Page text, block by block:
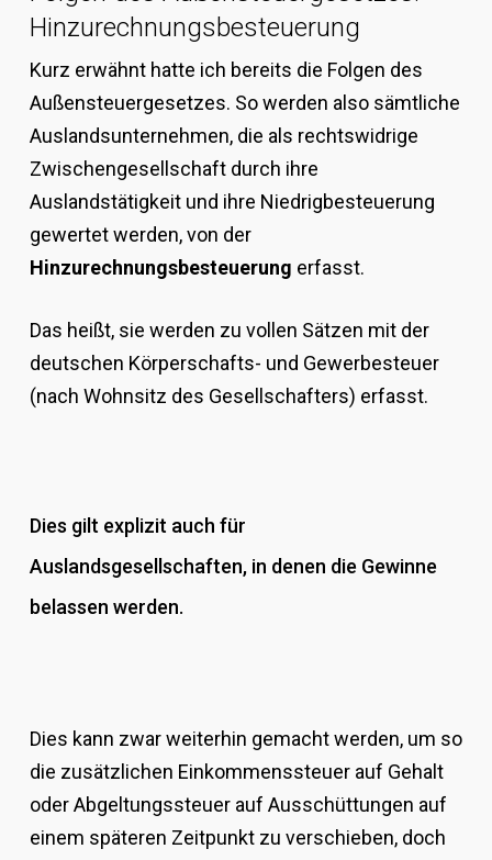
Hinzurechnungsbesteuerung
Kurz erwähnt hatte ich bereits die Folgen des
Außensteuergesetzes. So werden also sämtliche
Auslandsunternehmen, die als rechtswidrige
Zwischengesellschaft durch ihre
Auslandstätigkeit und ihre Niedrigbesteuerung
gewertet werden, von der
Hinzurechnungsbesteuerung erfasst.
Das heißt, sie werden zu vollen Sätzen mit der
deutschen Körperschafts- und Gewerbesteuer
(nach Wohnsitz des Gesellschafters) erfasst.
Dies gilt explizit auch für
Auslandsgesellschaften, in denen die Gewinne
belassen werden.
Dies kann zwar weiterhin gemacht werden, um so
die zusätzlichen Einkommenssteuer auf Gehalt
oder Abgeltungssteuer auf Ausschüttungen auf
einem späteren Zeitpunkt zu verschieben, doch